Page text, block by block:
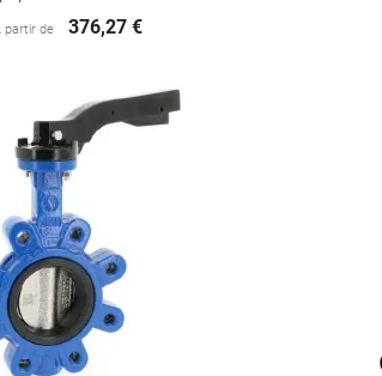
partir de 376,27 €